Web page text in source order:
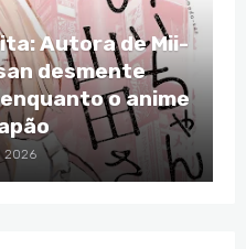
Autora de Mii-
desmente
o anime
2026